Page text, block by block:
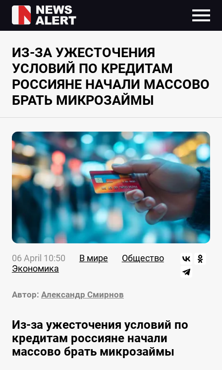
ИЗ-ЗА УЖЕСТОЧЕНИЯ
УСЛОВИЙ ПО КРЕДИТАМ
РОССИЯНЕ НАЧАЛИ МАССОВО
БРАТЬ МИКРОЗАЙМЫ
06 April 10:50 В мире
Общество
Экономика
Автор: Александр Смирнов
Из-за ужесточения условий по
кредитам россияне начали
массово брать микрозаймы